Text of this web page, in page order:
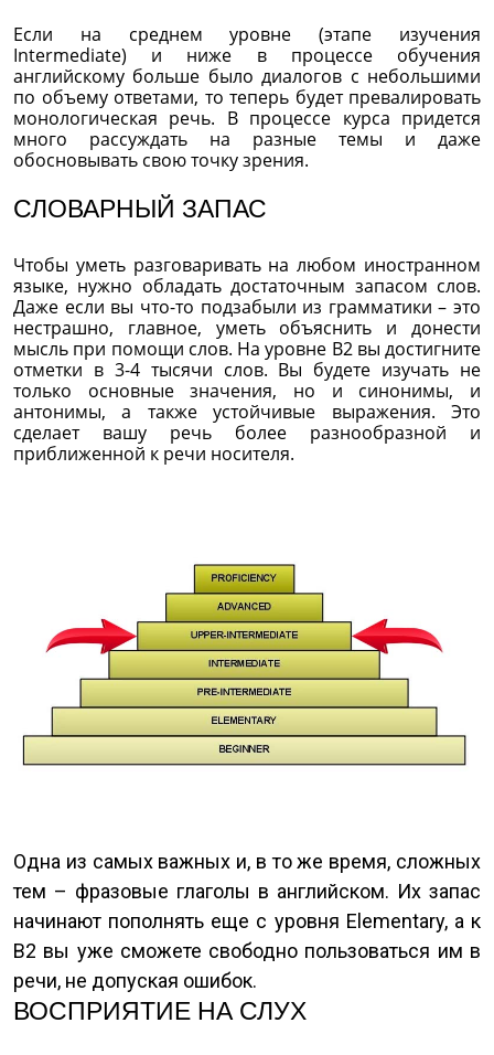
Если на среднем уровне (этапе изучения
Intermediate) и ниже в процессе обучения
английскому больше было диалогов с небольшими
по объему ответами, то теперь будет превалировать
монологическая речь. В процессе курса придется
много рассуждать на разные темы и даже
обосновывать свою точку зрения.
СЛОВАРНЫЙ ЗАПАС
Чтобы уметь разговаривать на любом иностранном
языке, нужно обладать достаточным запасом слов.
Даже если вы что-то подзабыли из грамматики – это
нестрашно, главное, уметь объяснить и донести
мысль при помощи слов. На уровне В2 вы достигните
отметки в 3-4 тысячи слов. Вы будете изучать не
только основные значения, но и синонимы, и
антонимы, а также устойчивые выражения. Это
сделает вашу речь более разнообразной и
приближенной к речи носителя.
Одна из самых важных и, в то же время, сложных
тем – фразовые глаголы в английском. Их запас
начинают пополнять еще с уровня Elementary, а к
В2 вы уже сможете свободно пользоваться им в
речи, не допуская ошибок.
ВОСПРИЯТИЕ НА СЛУХ